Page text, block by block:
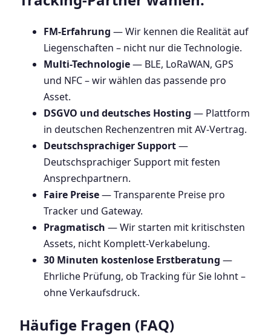
FM-Erfahrung — Wir kennen die Realität auf
Liegenschaften – nicht nur die Technologie.
Multi-Technologie— BLE, LoRaWAN, GPS
und NFC – wir wählen das passende pro
Asset.
DSGVO und deutsches Hosting — Plattform
in deutschen Rechenzentren mit AV-Vertrag.
Deutschsprachiger Support—
Deutschsprachiger Support mit festen
Ansprechpartnern.
Faire Preise— Transparente Preise pro
Tracker und Gateway.
Pragmatisch — Wir starten mit kritischsten
Assets, nicht Komplett-Verkabelung.
30 Minuten kostenlose Erstberatung —
Ehrliche Prüfung, ob Tracking für Sie lohnt –
ohne Verkaufsdruck.
Häufige Fragen (FAQ)